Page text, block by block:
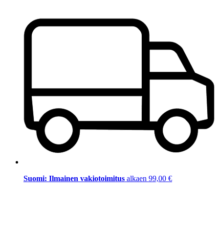
Suomi: Ilmainen vakiotoimitus alkaen 99,00 €